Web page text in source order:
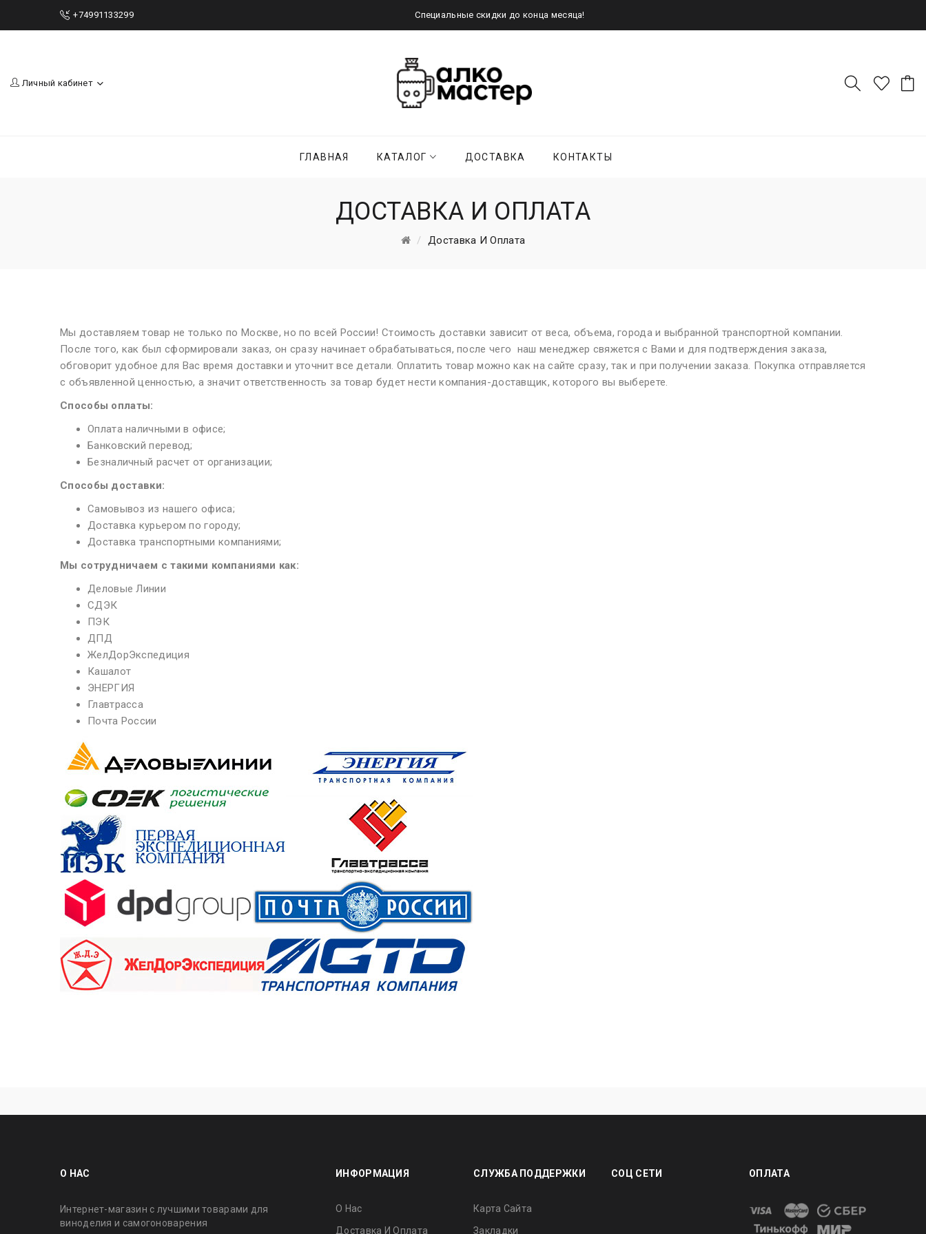
+74991133299 Специальные скидки до конца месяца!
Личный кабинет
ГЛАВНАЯ КАТАЛОГ ДОСТАВКА КОНТАКТЫ
ДОСТАВКА И ОПЛАТА
Доставка И Оплата
Мы доставляем товар не только по Москве, но по всей России! Стоимость доставки зависит от веса, объема, города и выбранной транспортной компании.
После того, как был сформировали заказ, он сразу начинает обрабатываться, после чего наш менеджер свяжется с Вами и для подтверждения заказа,
обговорит удобное для Вас время доставки и уточнит все детали. Оплатить товар можно как на сайте сразу, так и при получении заказа. Покупка отправляется
с объявленной ценностью, а значит ответственность за товар будет нести компания-доставщик, которого вы выберете.
Способы оплаты:
Оплата наличными в офисе;
Банковский перевод;
Безналичный расчет от организации;
Способы доставки:
Самовывоз из нашего офиса;
Доставка курьером по городу;
Доставка транспортными компаниями;
Мы сотрудничаем с такими компаниями как:
Деловые Линии
СДЭК
ПЭК
ДПД
ЖелДорЭкспедиция
Кашалот
ЭНЕРГИЯ
Главтрасса
Почта России
О НАС
Интернет-магазин с лучшими товарами для
виноделия и самогоноварения
ИНФОРМАЦИЯ
О Нас
Доставка И Оплата
СЛУЖБА ПОДДЕРЖКИ
Карта Сайта
Закладки
СОЦ СЕТИ ОПЛАТА